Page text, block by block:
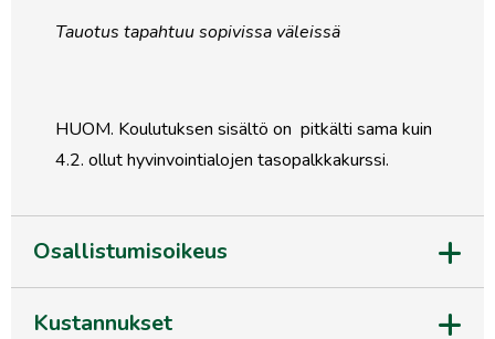
Tauotus tapahtuu sopivissa väleissä
HUOM. Koulutuksen sisältö on pitkälti sama kuin
4.2. ollut hyvinvointialojen tasopalkkakurssi.
Osallistumisoikeus
Kustannukset